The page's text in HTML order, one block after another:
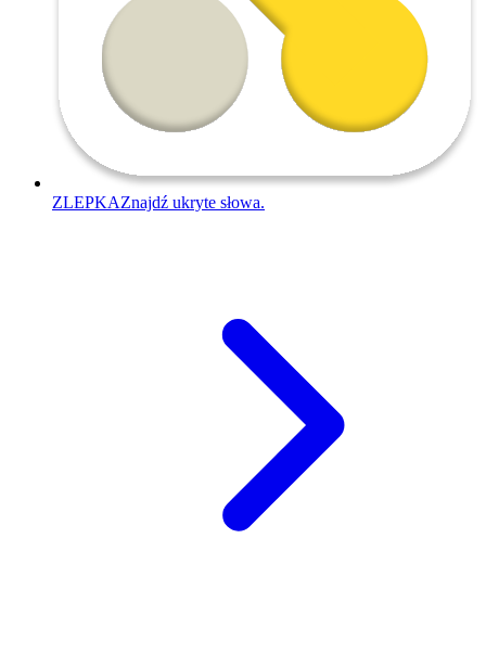
ZLEPKAZnajdź ukryte słowa.